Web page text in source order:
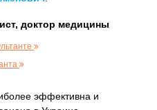
доктор медицины
эффективна и